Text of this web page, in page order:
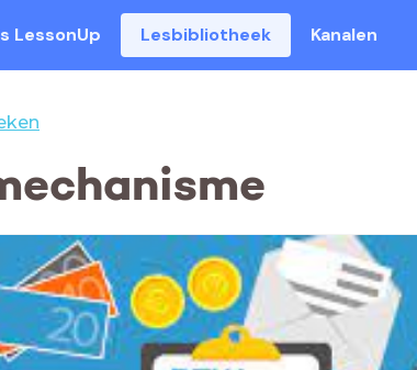
LessonUp Lesbibliotheek Kanalen